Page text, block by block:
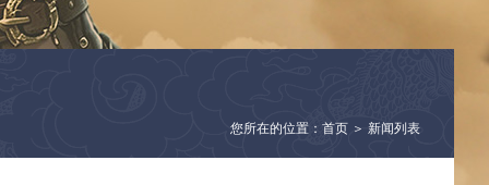
您所在的位置：首页 ＞ 新闻列表